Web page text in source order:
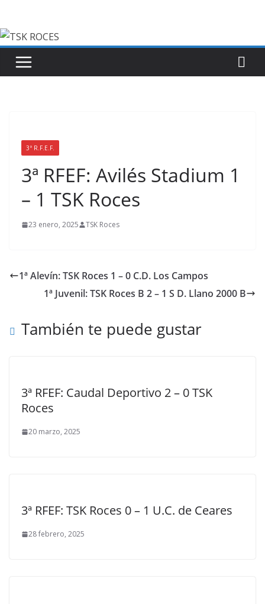
contenido
3ª R.F.E.F.
3ª RFEF: Avilés Stadium 1
– 1 TSK Roces
23 enero, 2025 TSK Roces
1ª Alevín: TSK Roces 1 – 0 C.D. Los Campos
1ª Juvenil: TSK Roces B 2 – 1 S D. Llano 2000 B
También te puede gustar
3ª RFEF: Caudal Deportivo 2 – 0 TSK
Roces
20 marzo, 2025
3ª RFEF: TSK Roces 0 – 1 U.C. de Ceares
28 febrero, 2025